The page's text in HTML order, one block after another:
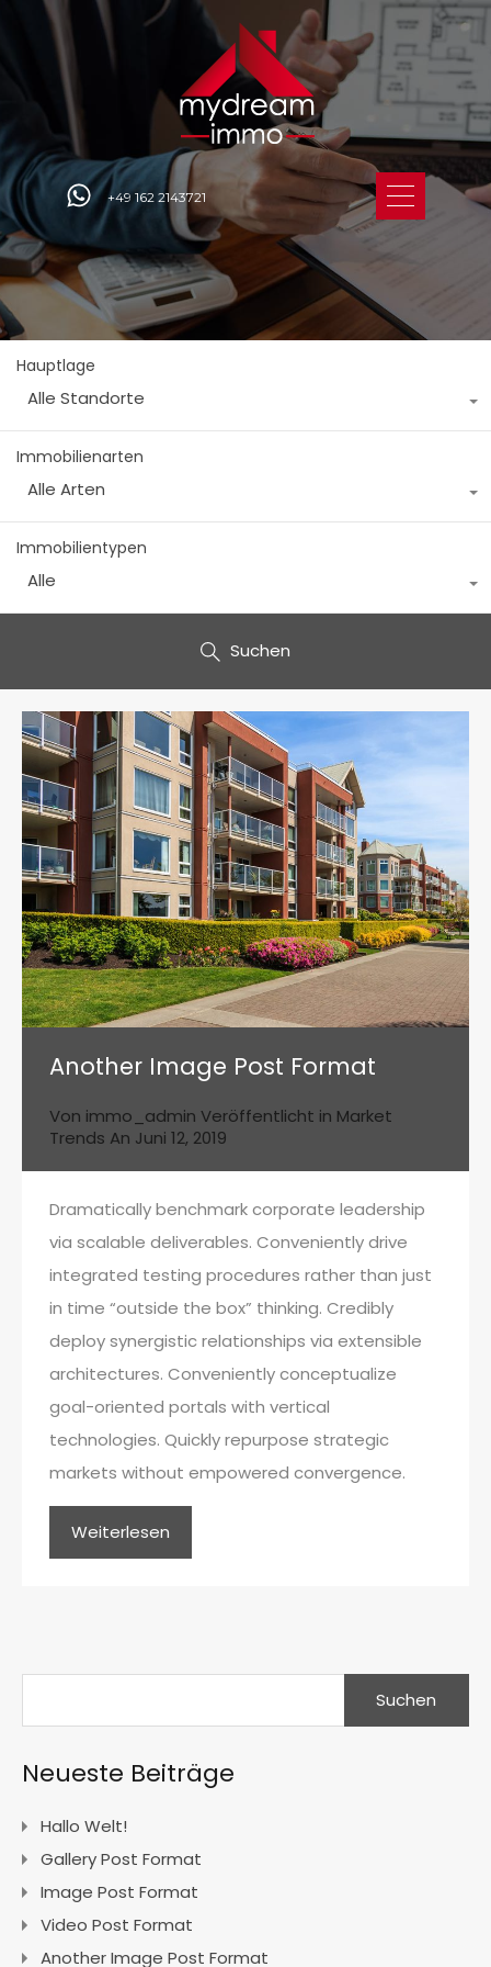
+49 162 2143721
Hauptlage
Alle Standorte
Immobilienarten
Alle Arten
Immobilientypen
Alle
Suchen
Another Image Post Format
Von immo_admin Veröffentlicht in Market
Trends An Juni 12, 2019
Dramatically benchmark corporate leadership
via scalable deliverables. Conveniently drive
integrated testing procedures rather than just
in time “outside the box” thinking. Credibly
deploy synergistic relationships via extensible
architectures. Conveniently conceptualize
goal-oriented portals with vertical
technologies. Quickly repurpose strategic
markets without empowered convergence.
Weiterlesen
Suchen
nach:
Neueste Beiträge
Hallo Welt!
Gallery Post Format
Image Post Format
Video Post Format
Another Image Post Format